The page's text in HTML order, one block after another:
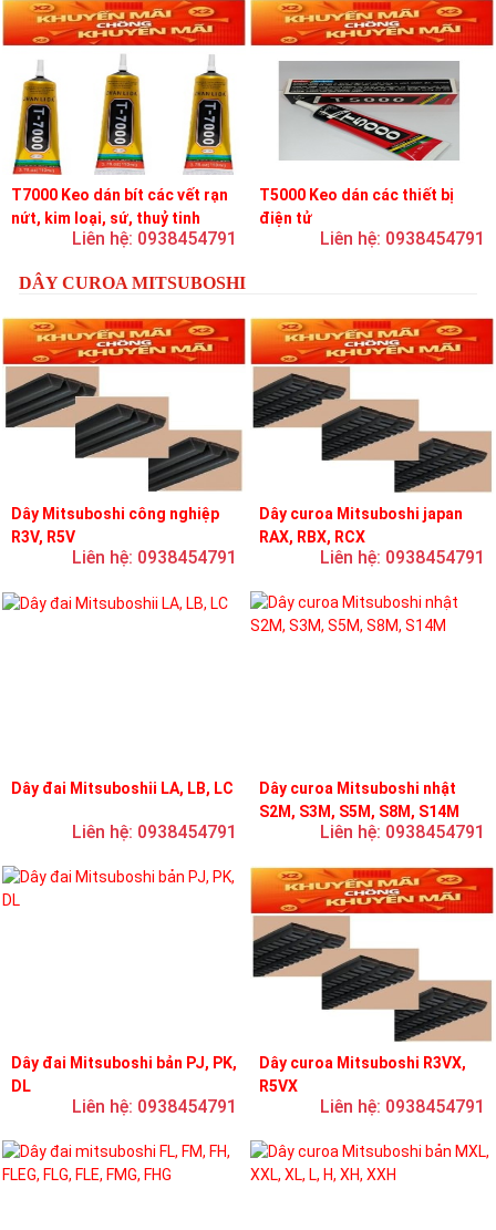
T7000 Keo dán bít các vết rạn
nứt, kim loại, sứ, thuỷ tinh
Liên hệ: 0938454791
T5000 Keo dán các thiết bị
điện tử
Liên hệ: 0938454791
DÂY CUROA MITSUBOSHI
Dây Mitsuboshi công nghiệp
R3V, R5V
Liên hệ: 0938454791
Dây curoa Mitsuboshi japan
RAX, RBX, RCX
Liên hệ: 0938454791
Dây đai Mitsuboshii LA, LB, LC
Liên hệ: 0938454791
Dây curoa Mitsuboshi nhật
S2M, S3M, S5M, S8M, S14M
Liên hệ: 0938454791
Dây đai Mitsuboshi bản PJ, PK,
DL
Liên hệ: 0938454791
Dây curoa Mitsuboshi R3VX,
R5VX
Liên hệ: 0938454791